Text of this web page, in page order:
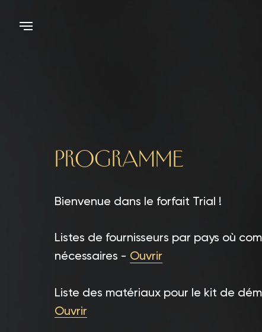
Programme
Bienvenue dans le forfait Trial !
Listes de fournisseurs par pays où
nécessaires - Ouvrir
Liste des matériaux pour le kit de
Ouvrir